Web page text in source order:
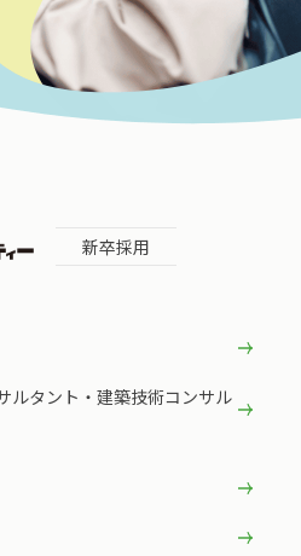
新卒採用
ルタント・建築技術コンサル